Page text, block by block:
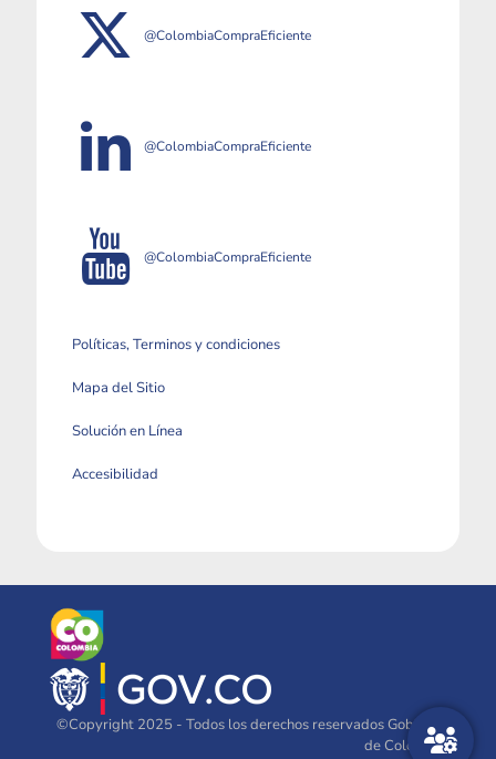
@ColombiaCompraEficiente
@ColombiaCompraEficiente
@ColombiaCompraEficiente
Políticas, Terminos y condiciones
Mapa del Sitio
Solución en Línea
Accesibilidad
©Copyright 2025 - Todos los derechos reservados Gobierno
de Colombia